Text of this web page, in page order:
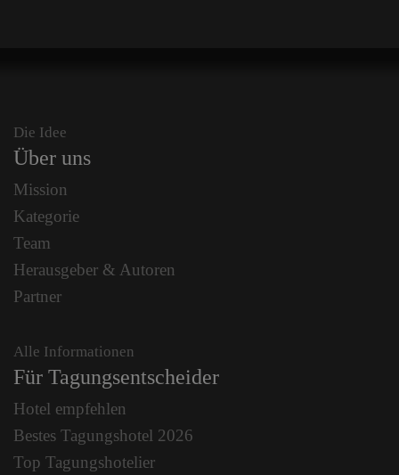
Die Idee
Über uns
Mission
Kategorie
Team
Herausgeber & Autoren
Partner
Alle Informationen
Für Tagungsentscheider
Hotel empfehlen
Bestes Tagungshotel 2026
Top Tagungshotelier